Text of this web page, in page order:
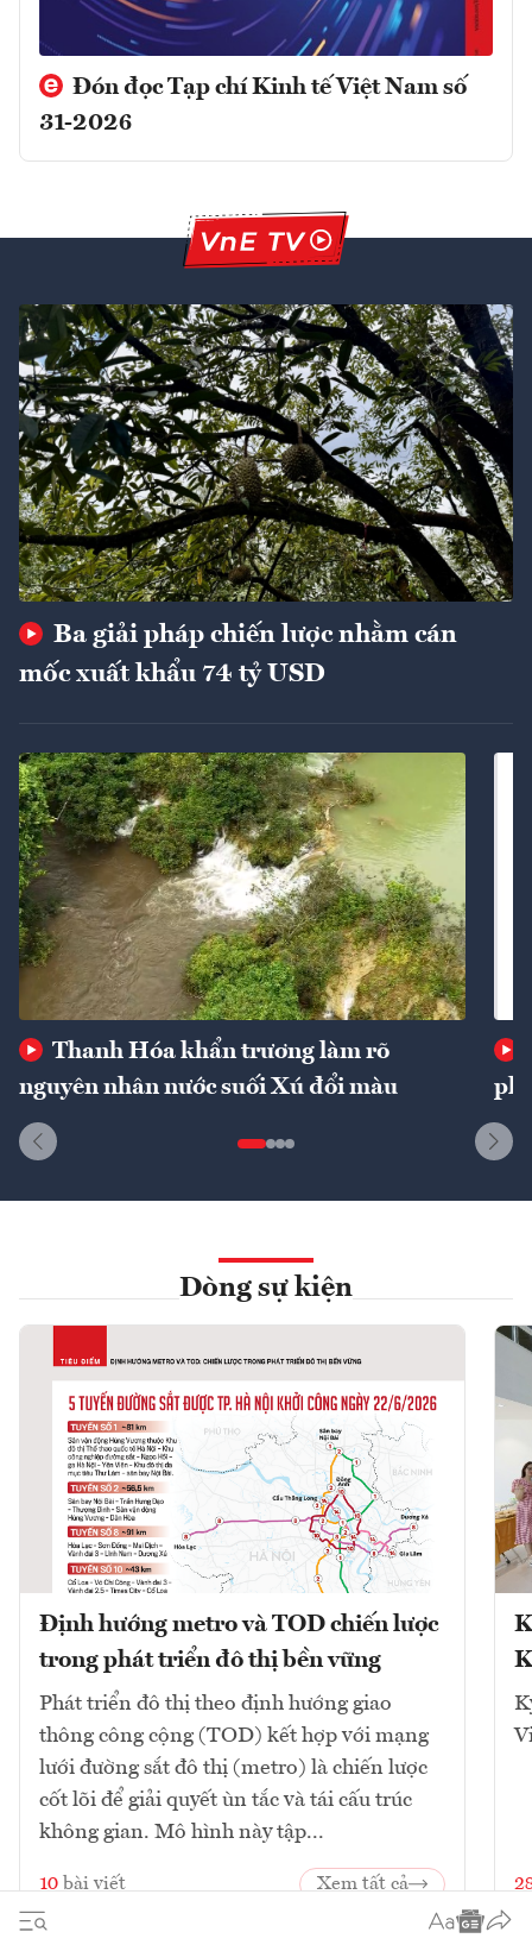
Đón đọc Tạp chí Kinh tế Việt Nam số
31-2026
Ba giải pháp chiến lược nhằm cán
mốc xuất khẩu 74 tỷ USD
Thanh Hóa khẩn trương làm rõ
nguyên nhân nước suối Xú đổi màu
phí
Dòng sự kiện
Định hướng metro và TOD chiến lược
trong phát triển đô thị bền vững
Phát triển đô thị theo định hướng giao
thông công cộng (TOD) kết hợp với mạng
lưới đường sắt đô thị (metro) là chiến lược
cốt lõi để giải quyết ùn tắc và tái cấu trúc
không gian. Mô hình này tập...
10 bài viết Xem tất cả